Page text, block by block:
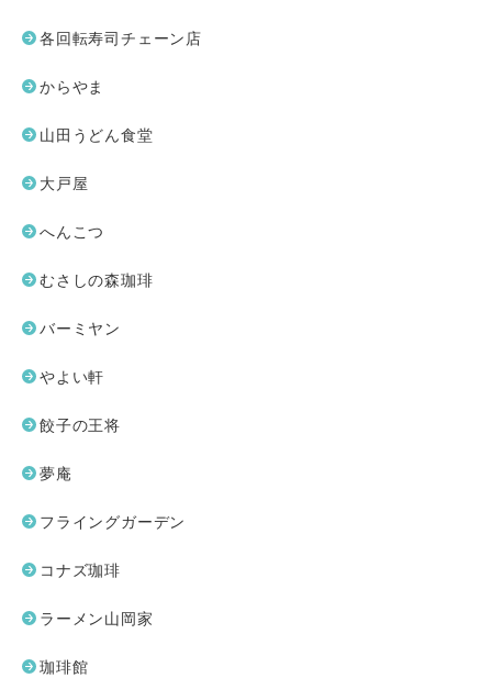
各回転寿司チェーン店
からやま
山田うどん食堂
大戸屋
へんこつ
むさしの森珈琲
バーミヤン
やよい軒
餃子の王将
夢庵
フライングガーデン
コナズ珈琲
ラーメン山岡家
珈琲館